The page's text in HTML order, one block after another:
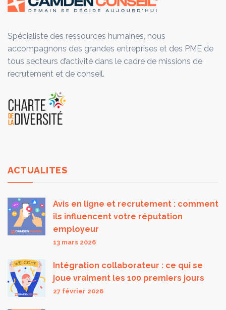
Spécialiste des ressources humaines, nous
accompagnons des grandes entreprises et des PME de
tous secteurs d’activité dans le cadre de missions de
recrutement et de conseil.
ACTUALITES
Avis en ligne et recrutement : comment
ils influencent votre réputation
employeur
13 mars 2026
Intégration collaborateur : ce qui se
joue vraiment les 100 premiers jours
27 février 2026